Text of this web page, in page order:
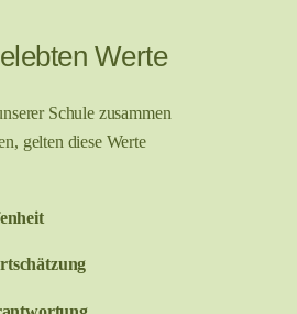
Werte
Schule zusammen
gelten diese Werte